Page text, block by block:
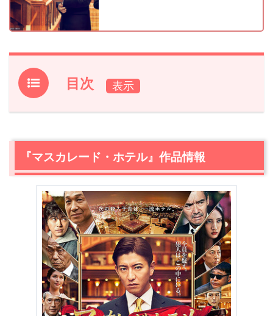
目次
1.『マスカレード・ホテル』作品情報
し】
2.1ホテル監修者も唸った長澤まさみの美しい所作
2.3犯人はいったい誰だ？あなたは見破れますか？
2.4続編を感じさせる結末
『マスカレード・ホテル』まとめ
『マスカレード・ホテル』作品情報